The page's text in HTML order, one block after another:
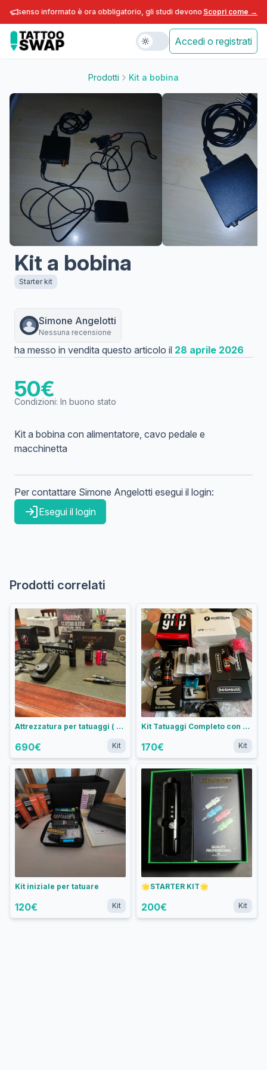
informato è ora obbligatorio, gli studi devono adeguarsi entro fine
Scopri come →
Accedi o registrati
Prodotti Kit a bobina
Kit a bobina
Starter kit
Simone Angelotti
Nessuna recensione
ha messo in vendita questo articolo il 28 aprile 2026
50€
Condizioni: In buono stato
Kit a bobina con alimentatore, cavo pedale e
macchinetta
Per contattare Simone Angelotti esegui il login:
Esegui il login
Prodotti correlati
Attrezzatura per tatuaggi ( 2 KIT )
690€ Kit
Kit Tatuaggi Completo con Macchinetta Equaliser Ergo + Aghi e Grip e Accessori
170€ Kit
Kit iniziale per tatuare
120€ Kit
🌟STARTER KIT🌟
200€ Kit